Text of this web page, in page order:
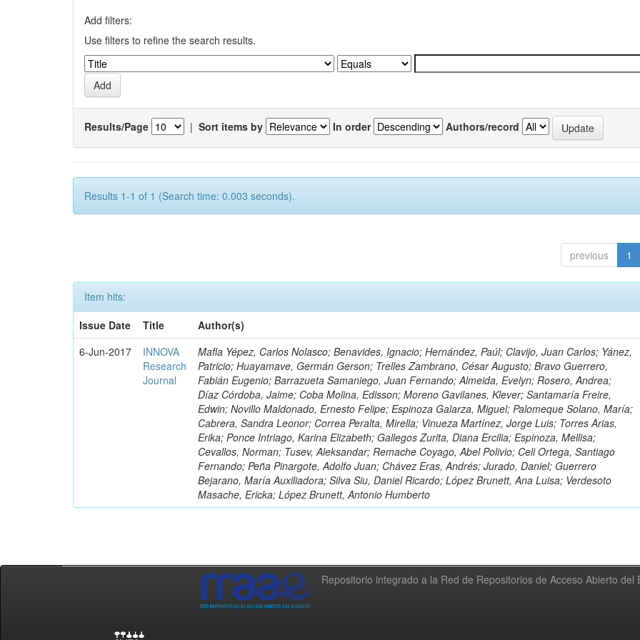
Add filters:
Use filters to refine the search results.
Results/Page | Sort items by In order Authors/record
Results 1-1 of 1 (Search time: 0.003 seconds).
previous 1
Item hits:
Issue Date
Title
Author(s)
6-Jun-2017
INNOVA
Research
Journal
Mafla Yépez, Carlos Nolasco; Benavides, Ignacio; Hernández, Paúl; Clavijo, Juan Carlos; Yánez,
Patricio; Huayamave, Germán Gerson; Trelles Zambrano, César Augusto; Bravo Guerrero,
Fabián Eugenio; Barrazueta Samaniego, Juan Fernando; Almeida, Evelyn; Rosero, Andrea;
Díaz Córdoba, Jaime; Coba Molina, Edisson; Moreno Gavilanes, Klever; Santamaría Freire,
Edwin; Novillo Maldonado, Ernesto Felipe; Espinoza Galarza, Miguel; Palomeque Solano, María;
Cabrera, Sandra Leonor; Correa Peralta, Mirella; Vinueza Martínez, Jorge Luis; Torres Arias,
Erika; Ponce Intriago, Karina Elizabeth; Gallegos Zurita, Diana Ercilia; Espinoza, Mellisa;
Cevallos, Norman; Tusev, Aleksandar; Remache Coyago, Abel Polivio; Celi Ortega, Santiago
Fernando; Peña Pinargote, Adolfo Juan; Chávez Eras, Andrés; Jurado, Daniel; Guerrero
Bejarano, María Auxiliadora; Silva Siu, Daniel Ricardo; López Brunett, Ana Luisa; Verdesoto
Masache, Ericka; López Brunett, Antonio Humberto
Repositorio integrado a la Red de Repositorios de Acceso Abierto del